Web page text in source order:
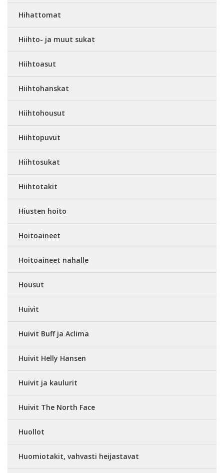
Hihattomat
Hiihto- ja muut sukat
Hiihtoasut
Hiihtohanskat
Hiihtohousut
Hiihtopuvut
Hiihtosukat
Hiihtotakit
Hiusten hoito
Hoitoaineet
Hoitoaineet nahalle
Housut
Huivit
Huivit Buff ja Aclima
Huivit Helly Hansen
Huivit ja kaulurit
Huivit The North Face
Huollot
Huomiotakit, vahvasti heijastavat